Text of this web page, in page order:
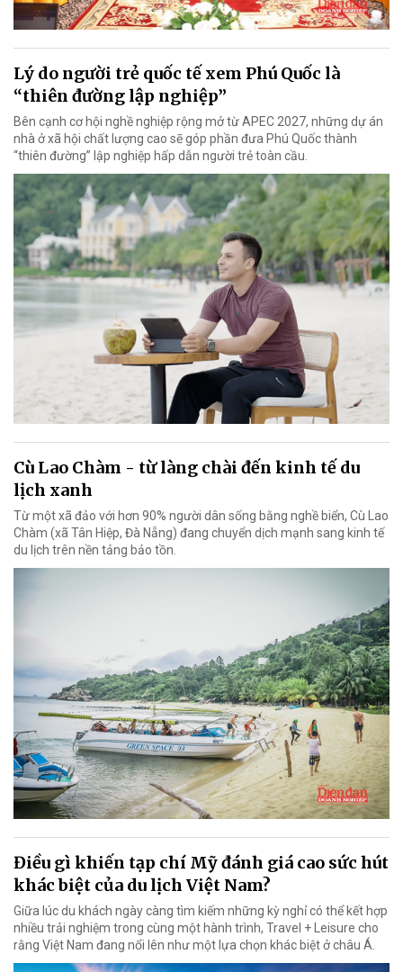
Lý do người trẻ quốc tế xem Phú Quốc là
“thiên đường lập nghiệp”
Bên cạnh cơ hội nghề nghiệp rộng mở từ APEC 2027, những dự án
nhà ở xã hội chất lượng cao sẽ góp phần đưa Phú Quốc thành
“thiên đường” lập nghiệp hấp dẫn người trẻ toàn cầu.
Cù Lao Chàm - từ làng chài đến kinh tế du
lịch xanh
Từ một xã đảo với hơn 90% người dân sống bằng nghề biển, Cù Lao
Chàm (xã Tân Hiệp, Đà Nẵng) đang chuyển dịch mạnh sang kinh tế
du lịch trên nền tảng bảo tồn.
Điều gì khiến tạp chí Mỹ đánh giá cao sức hút
khác biệt của du lịch Việt Nam?
Giữa lúc du khách ngày càng tìm kiếm những kỳ nghỉ có thể kết hợp
nhiều trải nghiệm trong cùng một hành trình, Travel + Leisure cho
rằng Việt Nam đang nổi lên như một lựa chọn khác biệt ở châu Á.